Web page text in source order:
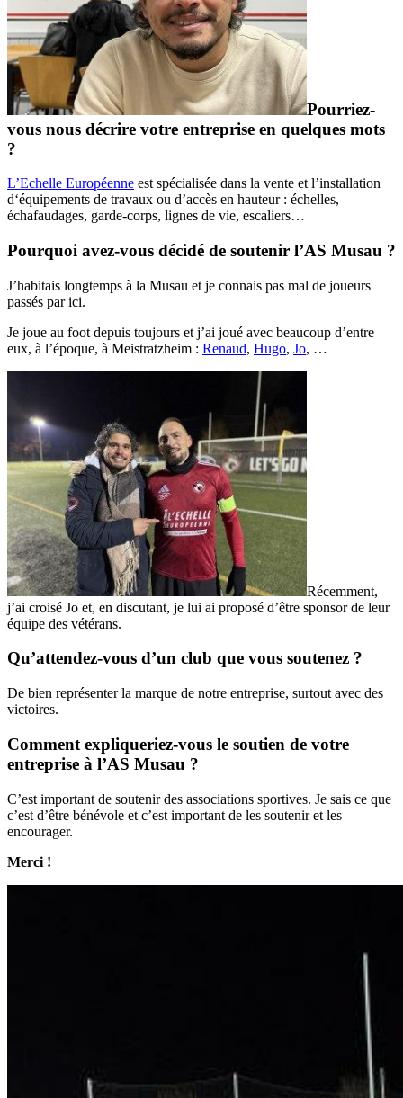
Pourriez-
vous nous décrire votre entreprise en quelques mots
?
L’Echelle Européenne est spécialisée dans la vente et l’installation
d‘équipements de travaux ou d’accès en hauteur : échelles,
échafaudages, garde-corps, lignes de vie, escaliers…
Pourquoi avez-vous décidé de soutenir l’AS Musau ?
J’habitais longtemps à la Musau et je connais pas mal de joueurs
passés par ici.
Je joue au foot depuis toujours et j’ai joué avec beaucoup d’entre
eux, à l’époque, à Meistratzheim : Renaud, Hugo, Jo, …
Récemment,
j’ai croisé Jo et, en discutant, je lui ai proposé d’être sponsor de leur
équipe des vétérans.
Qu’attendez-vous d’un club que vous soutenez ?
De bien représenter la marque de notre entreprise, surtout avec des
victoires.
Comment expliqueriez-vous le soutien de votre
entreprise à l’AS Musau ?
C’est important de soutenir des associations sportives. Je sais ce que
c’est d’être bénévole et c’est important de les soutenir et les
encourager.
Merci !